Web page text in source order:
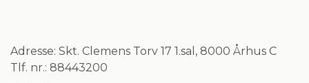
Adresse: Skt. Clemens Torv 17 1.sal, 8000 Århus C
Tlf. nr.: 88443200